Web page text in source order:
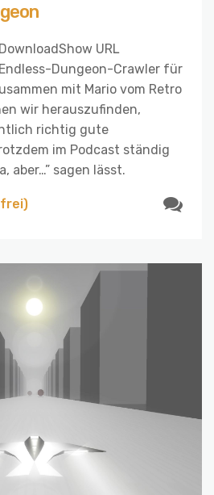
URL
Dungeon-Crawler für
mit Mario vom Retro
wir herauszufinden,
richtig gute
im Podcast ständig
aber…” sagen lässt.